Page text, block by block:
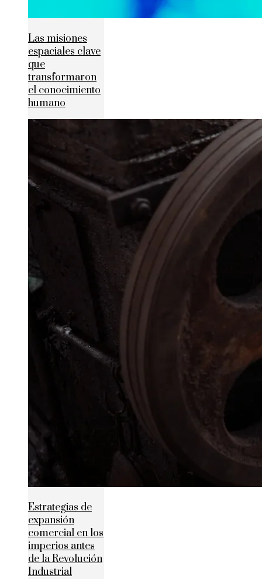
Las misiones
espaciales clave
que
transformaron
el conocimiento
humano
Estrategias de
expansión
comercial en los
imperios antes
de la Revolución
Industrial